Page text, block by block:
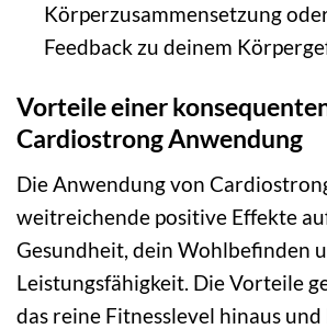
Körperzusammensetzung
Feedback zu deinem
Vorteile einer
Cardiostrong Anwendung
Die Anwendung von
weitreichende positive Effekte
Gesundheit, dein Wohlbefinden
Leistungsfähigkeit. Die Vorteile
das reine Fitnesslevel hinaus